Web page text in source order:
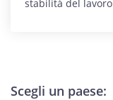
stabilità del lavoro
Scegli un paese: